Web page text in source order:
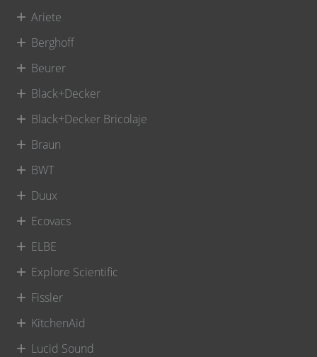
Ariete
Berghoff
Beurer
Black+Decker
Black+Decker Bricolaje
Braun
BWT
Duux
Ecovacs
ELBE
Explore Scientific
Fissler
KitchenAid
Lucid Sound